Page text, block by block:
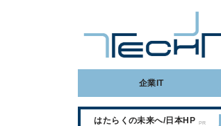
企業IT
はたらくの未来へ/日本HP